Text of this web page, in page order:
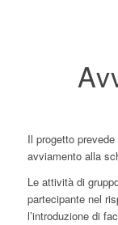
Il progetto
avviamento alla
Le attività di
partecipante nel
l’introduzione di